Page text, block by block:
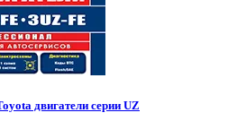
двигатели серии UZ